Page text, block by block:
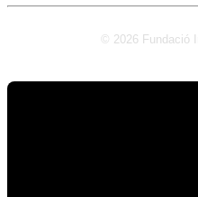
© 2026 Fundació